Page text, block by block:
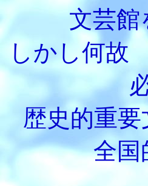
文芸
しかし何故
歴史的重
全